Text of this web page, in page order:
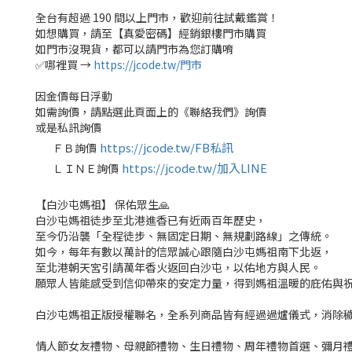
全台有超過 190 間以上門市，歡迎前往試戴鑑賞！
如想購買，請至【真愛密碼】經銷銀樓門市購買
如門市沒現貨，都可以請門市為您訂購唷
✅哪裡買 → https://jcode.tw/門市
因金價每日浮動
如需詢價，請點選此頁面上的《聯絡我們》詢價
或是私訊詢價
ＦＢ詢價 https://jcode.tw/FB私訊
ＬＩＮＥ詢價 https://jcode.tw/加入LINE
【白沙屯媽祖】 保佑眾生🙏
白沙屯媽祖徒步至北港進香已有近兩百年歷史，
至今仍沿襲「全程徒步、無固定日期、無規劃路線」之傳統。
如今，每年有數以萬計的信眾誠心跟隨白沙屯媽祖南下北返，
至北港朝天宮引請萬年香火返回白沙屯，以佑地方與人民。
願眾人皆能感受到信仰帶來的安定力量，得到媽祖溫暖的庇佑與
白沙屯媽祖正版授權聯名，全系列商品皆有經過過爐儀式，消除
情人節女友禮物、母親節禮物、生日禮物、周年禮物首選、彌月